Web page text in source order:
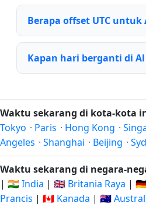
Berapa offset UTC
Kapan hari berganti di
Waktu sekarang di kota-kota
Tokyo · Paris · Hong Kong ·
Angeles · Shanghai · Beijing ·
Waktu sekarang di negara-
| 🇮🇳 India | 🇬🇧 Britania Raya |
Prancis | 🇨🇦 Kanada | 🇦🇺